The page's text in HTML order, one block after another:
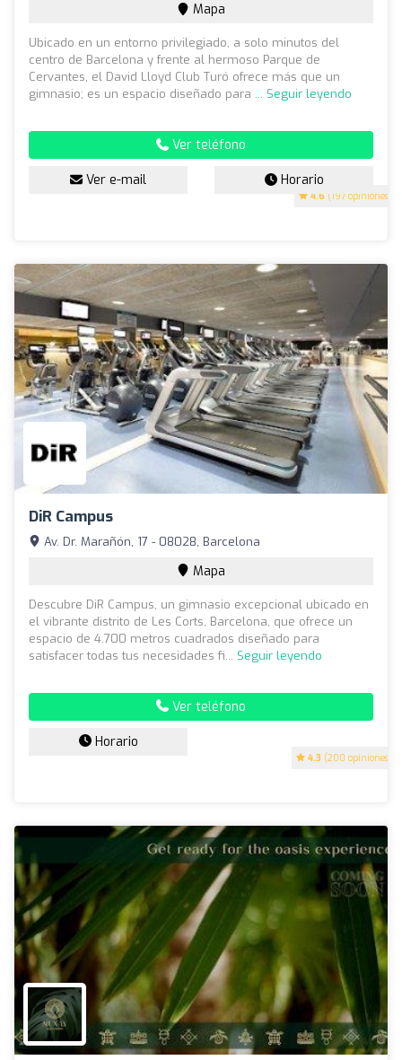
4.6 (197 opiniones)
Mapa
Ubicado en un entorno privilegiado, a solo minutos del
centro de Barcelona y frente al hermoso Parque de
Cervantes, el David Lloyd Club Turó ofrece más que un
gimnasio; es un espacio diseñado para ... Seguir leyendo
Ver teléfono
Ver e-mail Horario
DiR Campus
4.3 (200 opiniones)
Av. Dr. Marañón, 17 - 08028, Barcelona
Mapa
Descubre DiR Campus, un gimnasio excepcional ubicado en
el vibrante distrito de Les Corts, Barcelona, que ofrece un
espacio de 4.700 metros cuadrados diseñado para
satisfacer todas tus necesidades fi... Seguir leyendo
Ver teléfono
Horario